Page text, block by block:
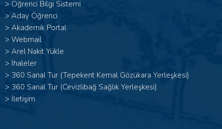
> Öğrenci Bilgi Sistemi
> Aday Öğrenci
> Akademik Portal
> Webmail
> Arel Nakit Yükle
> İhaleler
> 360 Sanal Tur (Tepekent Kemal Gözükara Yerleşkesi)
> 360 Sanal Tur (Cevizlibağ Sağlık Yerleşkesi)
> İletişim